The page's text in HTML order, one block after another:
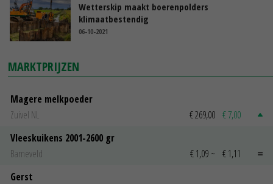
Wetterskip maakt boerenpolders
klimaatbestendig
06-10-2021
MARKTPRIJZEN
Magere melkpoeder
Zuivel NL
€ 269,00 € 7,00
Vleeskuikens 2001-2600 gr
Barneveld
€ 1,09 ~ € 1,11
Gerst